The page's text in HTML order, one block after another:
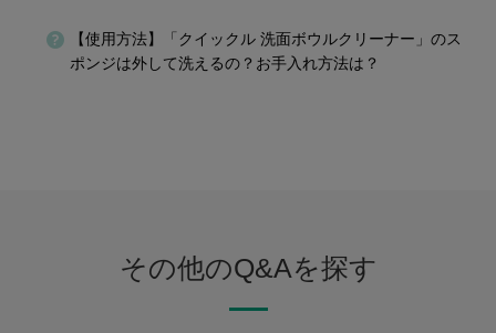
【使用方法】「クイックル 洗面ボウルクリーナー」のス
ポンジは外して洗えるの？お手入れ方法は？
その他のQ&Aを探す